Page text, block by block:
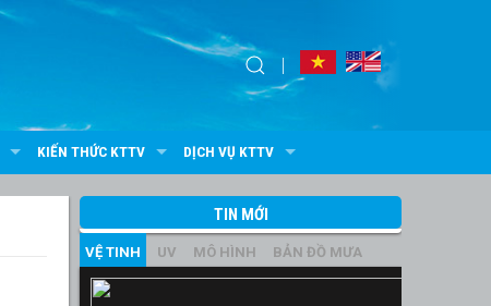
KIẾN THỨC KTTV DỊCH VỤ KTTV
TIN MỚI
VỆ TINH UV MÔ HÌNH BẢN ĐỒ MƯA